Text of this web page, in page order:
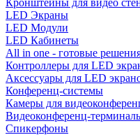
Кронштейны для видео
LED Экраны
LED Модули
LED Кабинеты
All in one - готовые
Контроллеры для LED
Аксессуары для LED
Конференц-системы
Камеры для
Видеоконференц-
Спикерфоны